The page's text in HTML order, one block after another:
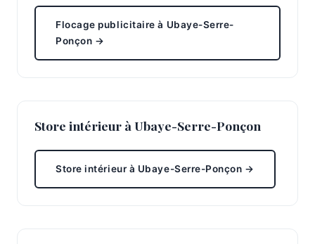
Flocage publicitaire à Ubaye-Serre-
Ponçon →
Store intérieur à Ubaye-Serre-Ponçon
Store intérieur à Ubaye-Serre-Ponçon →